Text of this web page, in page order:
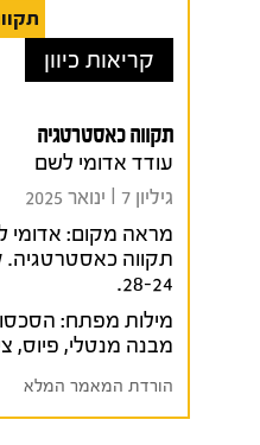
קריאות כיוון
תקווה כאסטרטגיה
עודד אדומי לשם
גיליון 7 I ינואר 2025
מראה מקום:
28-24.
מילות מפתח:
מבנה מנטלי, פיוס,
הורדת המאמר המלא